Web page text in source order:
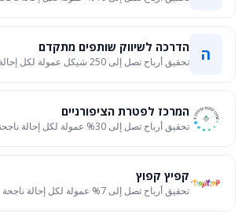
הדרכה לשיווק שותפים מתקדם
تحقيق أرباح تصل إلى 250 شيكل عمولة لكل إحالة ناجحة
המרכז לפטרת הציפורניים
تحقيق أرباح تصل إلى 30% عمولة لكل إحالة ناجحة
קפיץ קפוץ
تحقيق أرباح تصل إلى 7% عمولة لكل إحالة ناجحة